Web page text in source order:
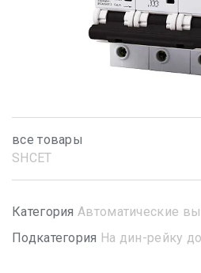
все товары
SHСET
Категория Автоматические
Подкатегория На дин-рейку